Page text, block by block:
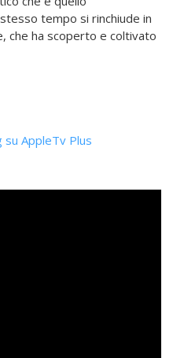
tempo si rinchiude in
che ha scoperto e coltivato
su AppleTv Plus